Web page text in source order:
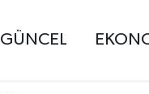
GÜNCEL